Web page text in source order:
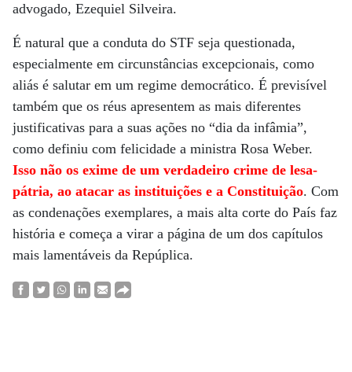
advogado, Ezequiel Silveira.
É natural que a conduta do STF seja questionada,
especialmente em circunstâncias excepcionais, como
aliás é salutar em um regime democrático. É previsível
também que os réus apresentem as mais diferentes
justificativas para a suas ações no “dia da infâmia”,
como definiu com felicidade a ministra Rosa Weber.
Isso não os exime de um verdadeiro crime de lesa-
pátria, ao atacar as instituições e a Constituição. Com
as condenações exemplares, a mais alta corte do País faz
história e começa a virar a página de um dos capítulos
mais lamentáveis da Repúplica.